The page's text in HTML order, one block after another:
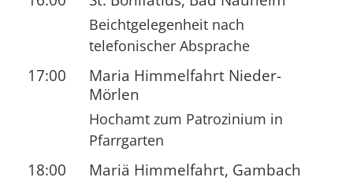
Beichtgelegenheit nach
telefonischer Absprache
17:00
Maria Himmelfahrt Nieder-
Mörlen
Hochamt zum Patrozinium in
Pfarrgarten
18:00 Mariä Himmelfahrt, Gambach